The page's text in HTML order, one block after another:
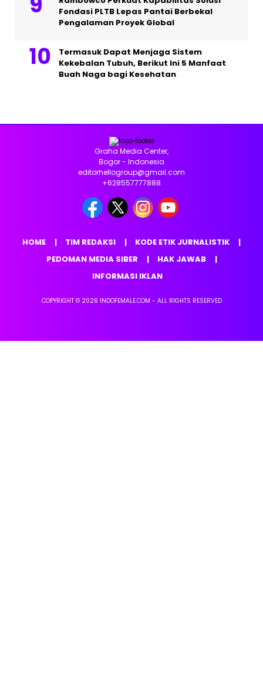
Fondasi PLTB Lepas Pantai Berbekal
Pengalaman Proyek Global
Termasuk Dapat Menjaga Sistem
Kekebalan Tubuh, Berikut Ini 5 Manfaat
Buah Naga bagi Kesehatan
Graha Media Center,
Bogor - Indonesia
editorhellogroup@gmail.com
+628557777888
HOME TIM REDAKSI
KODE ETIK JURNALISTIK
PEDOMAN MEDIA SIBER
HAK JAWAB
INFORMASI IKLAN
COPYRIGHT © 2026 INDOFEMALE.COM - ALL RIGHTS RESERVED